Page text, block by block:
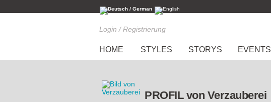
Login / Registrierung
HOME STYLES STORYS EVENTS
PROFIL von Verzauberei